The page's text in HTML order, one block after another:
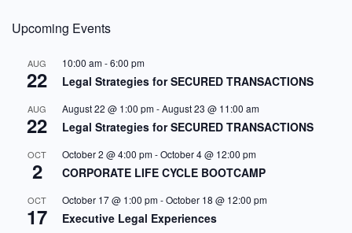
Upcoming Events
AUG
22
10:00 am-6:00 pm
Legal Strategies for SECURED TRANSACTIONS
AUG
22
August 22 @ 1:00 pm-August 23 @ 11:00 am
Legal Strategies for SECURED TRANSACTIONS
OCT
2
October 2 @ 4:00 pm-October 4 @ 12:00 pm
CORPORATE LIFE CYCLE BOOTCAMP
OCT
17
October 17 @ 1:00 pm-October 18 @ 12:00 pm
Executive Legal Experiences